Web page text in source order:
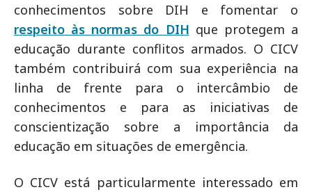
conhecimentos sobre DIH e fomentar o
respeito às normas do DIH que protegem a
educação durante conflitos armados. O CICV
também contribuirá com sua experiência na
linha de frente para o intercâmbio de
conhecimentos e para as iniciativas de
conscientização sobre a importância da
educação em situações de emergência.
O CICV está particularmente interessado em